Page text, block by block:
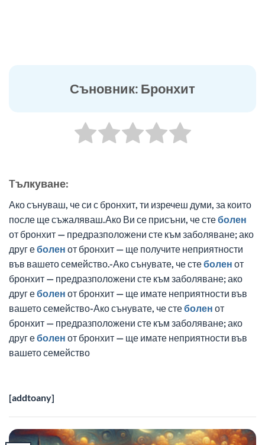
Съновник: Бронхит
Tълкуване:
Ако сънуваш, че си с бронхит, ти изречеш думи, за които
после ще съжаляваш.Ако Ви се присъни, че стеболен
от бронхит — предразположени сте към заболяване; ако
друг еболен от бронхит — ще получите неприятности
във вашето семейство.-Ако сънувате, че стеболен от
бронхит — предразположени сте към заболяване; ако
друг еболен от бронхит — ще имате неприятности във
вашето семейство-Ако сънувате, че стеболен от
бронхит — предразположени сте към заболяване; ако
друг еболен от бронхит — ще имате неприятности във
вашето семейство
[addtoany]